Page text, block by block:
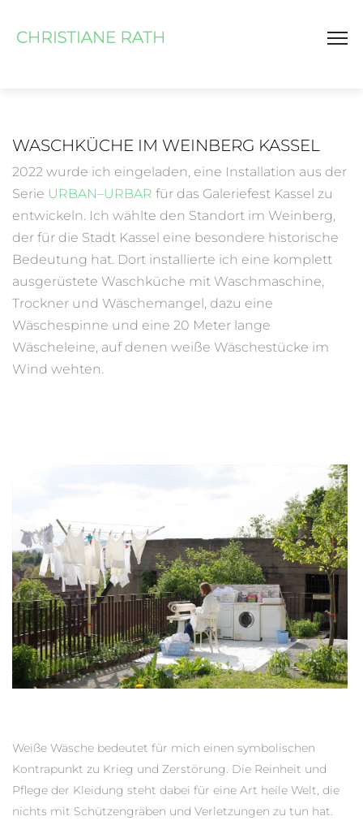
WASCHKÜCHE IM WEINBERG KASSEL
2022 wurde ich eingeladen, eine Installation aus der
Serie URBAN–URBAR für das Galeriefest Kassel zu
entwickeln. Ich wählte den Standort im Weinberg,
der für die Stadt Kassel eine besondere historische
Bedeutung hat. Dort installierte ich eine komplett
ausgerüstete Waschküche mit Waschmaschine,
Trockner und Wäschemangel, dazu eine
Wäschespinne und eine 20 Meter lange
Wäscheleine, auf denen weiße Wäschestücke im
Wind wehten.
Weiße Wäsche bedeutet für mich einen symbolischen
Kontrapunkt zu Krieg und Zerstörung. Die Reinheit und
Pflege der Kleidung steht dabei für eine Art heile Welt, die
nichts mit Schützengräben und Verletzungen zu tun hat.